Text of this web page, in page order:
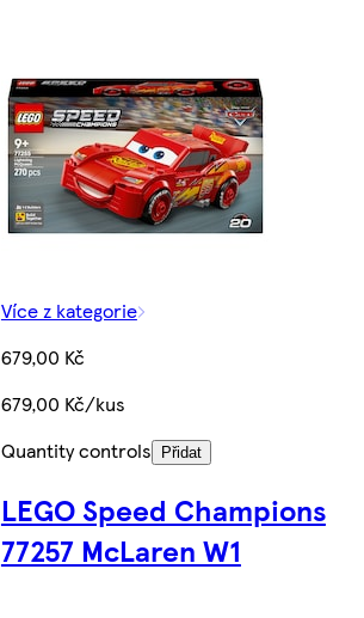
Více z kategorie
679,00 Kč
679,00 Kč/kus
Quantity controls
Přidat
LEGO Speed Champions
77257 McLaren W1